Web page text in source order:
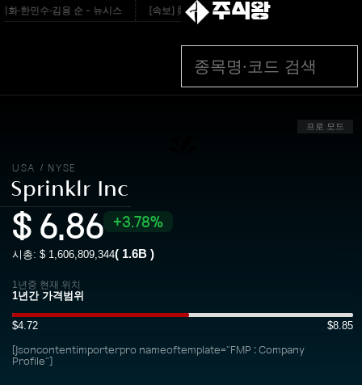
·한민수·김용 순 - 뉴시스 [속보] 與최고위원 순회경선…박선원·최민희·서미화
주식왕
프로 모드
USA / NYSE
Sprinklr Inc
$ 6.86 3.78%
시총: $ 1,606,809,344( 1.6B )
1년중 현재 위치
$4.72 $8.85
[jsoncontentimporterpro nameoftemplate="FMP : Company
Profile"]